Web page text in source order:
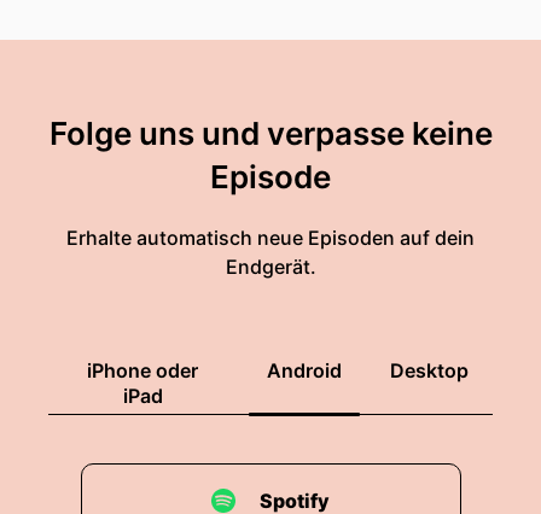
Folge uns und verpasse keine
Episode
Erhalte automatisch neue Episoden auf dein
Endgerät.
iPhone oder
iPad
Android Desktop
Spotify